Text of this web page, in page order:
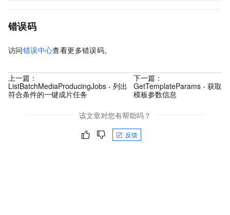
错误码
访问错误中心查看更多错误码。
上一篇：
ListBatchMediaProducingJobs - 列出
符合条件的一键成片任务
下一篇：
GetTemplateParams - 获取
模板参数信息
该文章对您有帮助吗？
反馈